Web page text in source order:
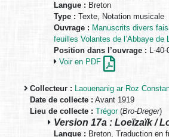
Langue : Breton
Type : Texte, Notation musicale
Ouvrage : Manuscrits divers
feuilles Volantes de l’Abbaye de
Position dans l’ouvrage : L-
Voir en PDF
Collecteur : Laouenanig ar Roz
Date de collecte : Avant 1919
Lieu de collecte : Trégor(Bro-Dreger)
Version 17a : Loeïzaïk /
Langue : Breton, Traduction en